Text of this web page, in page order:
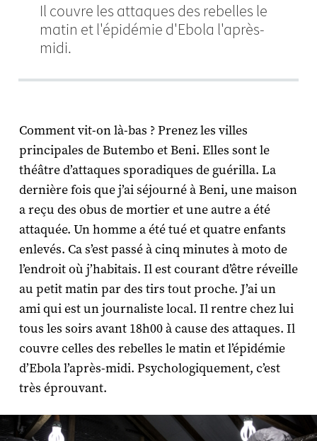
Il couvre les attaques des rebelles le
matin et l'épidémie d'Ebola l'après-
midi.
Comment vit-on là-bas ? Prenez les villes
principales de Butembo et Beni. Elles sont le
théâtre d’attaques sporadiques de guérilla. La
dernière fois que j’ai séjourné à Beni, une maison
a reçu des obus de mortier et une autre a été
attaquée. Un homme a été tué et quatre enfants
enlevés. Ca s’est passé à cinq minutes à moto de
l’endroit où j’habitais. Il est courant d’être réveille
au petit matin par des tirs tout proche. J’ai un
ami qui est un journaliste local. Il rentre chez lui
tous les soirs avant 18h00 à cause des attaques. Il
couvre celles des rebelles le matin et l’épidémie
d’Ebola l’après-midi. Psychologiquement, c’est
très éprouvant.